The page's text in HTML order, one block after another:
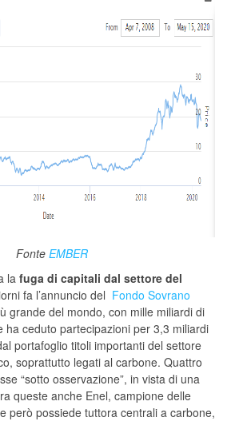
Fonte EMBER
la fuga di capitali dal settore del
fa l’annuncio del Fondo Sovrano
grande del mondo, con mille miliardi di
ha ceduto partecipazioni per 3,3 miliardi
portafoglio titoli importanti del settore
soprattutto legati al carbone. Quattro
“sotto osservazione”, in vista di una
queste anche Enel, campione delle
però possiede tuttora centrali a carbone,